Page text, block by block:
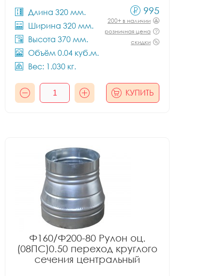
Длина 320 мм.
Ширина 320 мм.
Высота 370 мм.
Объём 0.04 куб.м.
Вес: 1.030 кг.
995
200+ в наличии
розничная цена
скидки
КУПИТЬ
Ф160/Ф200-80 Рулон оц.
(08ПС)0.50 переход круглого
сечения центральный